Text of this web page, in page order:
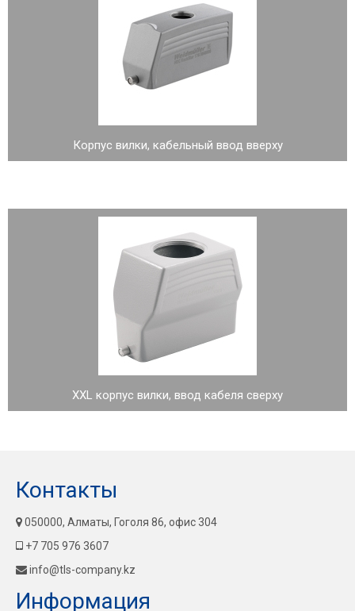
Корпус вилки, кабельный ввод вверху
XXL корпус вилки, ввод кабеля сверху
Контакты
050000, Алматы, Гоголя 86, офис 304
+7 705 976 3607
info@tls-company.kz
Информация